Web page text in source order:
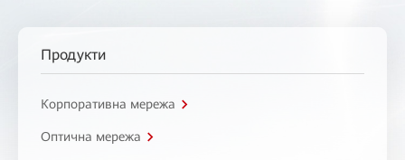
Продукти
Корпоративна мережа
Оптична мережа